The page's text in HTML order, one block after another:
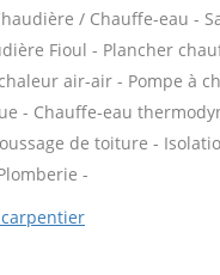
/ Chauffe-eau -
Fioul - Plancher
air-air - Pompe à
- Chauffe-eau
de toiture -
-